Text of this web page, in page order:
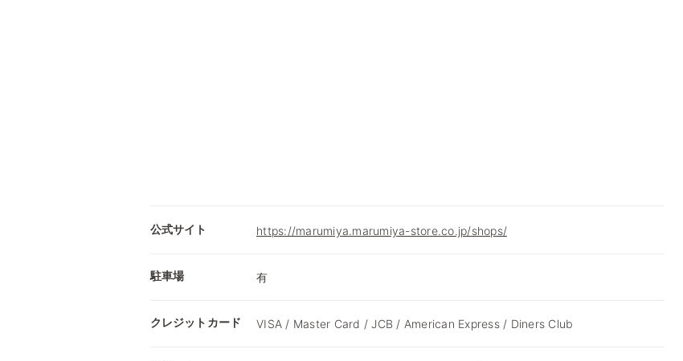
公式サイト https://marumiya.marumiya-store.co.jp/shops/
駐車場 有
クレジットカード VISA / Master Card / JCB / American Express / Diners Club